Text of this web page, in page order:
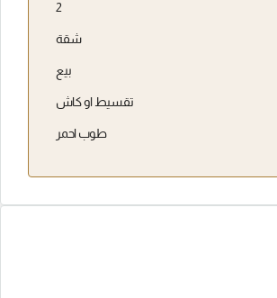
2
شقة
بيع
تقسيط او كاش
طوب احمر